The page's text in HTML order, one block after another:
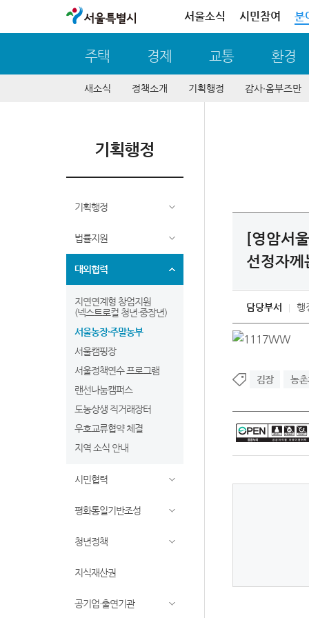
서울특별시 서울소식 시민참여 분
주택 경제 교통 환경
새소식 정책소개 기획행정 감사∙옴부즈만
기획행정
기획행정
법률지원
대외협력
지연연계형 창업지원
(넥스트로컬 청년·중장년)
서울농장·주말농부
서울캠핑장
서울정책연수 프로그램
랜선나눔캠퍼스
도농상생 직거래장터
우호교류협약 체결
지역 소식 안내
시민협력
평화통일기반조성
청년정책
지식재산권
공기업·출연기관
[영암서
선정자
담당부서 행
김장 농